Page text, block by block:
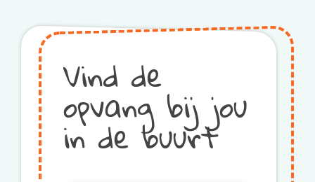
Vind de
opvang bij jou
in de buurt